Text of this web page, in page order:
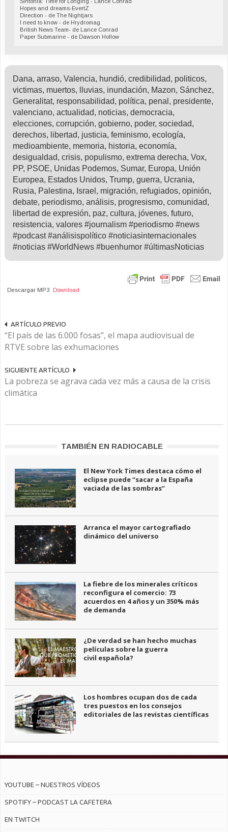
Hopes and dreams-EvertZ
Direction - de The Nightjars
I need to know - de Hrydromag
British News Team- de Lance Conrad
Paper Submarine - de Dawson Hollow
Dana, arraso, Valencia, hundió, credibilidad, politicos,
victimas, muertos, lluvias, inundación, Mazon, Sánchez,
Generalitat, responsabilidad, política, penal, presidente,
valenciano, actualidad, noticias, democracia,
elecciones, corrupción, gobierno, poder, sociedad,
derechos, libertad, justicia, feminismo, ecología,
medioambiente, memoria, historia, economía,
desigualdad, crisis, populismo, extrema derecha, Vox,
PP, PSOE, Unidas Podemos, Sumar, Europa, Unión
Europea, Estados Unidos, Trump, guerra, Ucrania,
Rusia, Palestina, Israel, migración, refugiados, opinión,
debate, periodismo, análisis, progresismo, comunidad,
libertad de expresión, paz, cultura, jóvenes, futuro,
resistencia, valores #journalism #periodismo #news
#podcast #análisispolítico #noticiasinternacionales
#noticias #WorldNews #buenhumor #últimasNoticias
Descargar MP3 Download
ARTÍCULO PREVIO
“El país de las 6.000 fosas”, el mapa audiovisual de
RTVE sobre las exhumaciones
SIGUIENTE ARTÍCULO
La pobreza se agrava cada vez más a causa de la crisis
climática
TAMBIÉN EN RADIOCABLE
El New York Times destaca cómo el
eclipse puede “sacar a la España
vaciada de las sombras”
Arranca el mayor cartografiado
dinámico del universo
La fiebre de los minerales críticos
reconfigura el comercio: 73
acuerdos en 4 años y un 350% más
de demanda
¿De verdad se han hecho muchas
películas sobre la guerra
civil española?
Los hombres ocupan dos de cada
tres puestos en los consejos
editoriales de las revistas científicas
YOUTUBE – NUESTROS VÍDEOS
SPOTIFY – PODCAST LA CAFETERA
EN TWITCH